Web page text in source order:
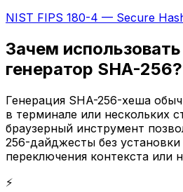
NIST FIPS 180-4 — Secure
Зачем
генератор SHA-256?
Генерация SHA-256-хеша
в терминале или нескольких
браузерный инструмент
256-дайджесты без
переключения контекста или
⚡